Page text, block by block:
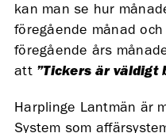
kan man se hur
föregående månad
föregående års
att ”Tickers är väldigt
Harplinge Lantmän är
System som